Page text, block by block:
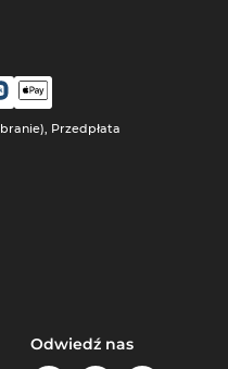
Przedpłata
Odwiedź nas